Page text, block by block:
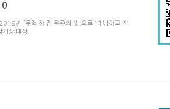
0
년 「우럭 한 점 우주의 맛」으로 “대범하고 진
가상 대상...